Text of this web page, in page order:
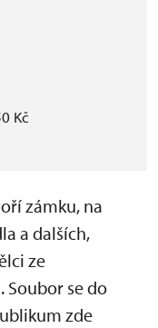
Kč
zámku, na
a dalších,
ze
Soubor se do
zde